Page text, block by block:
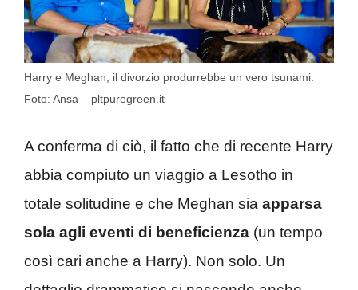
Harry e Meghan, il divorzio produrrebbe un vero tsunami.
Foto: Ansa – pltpuregreen.it
A conferma di ciò, il fatto che di recente Harry
abbia compiuto un viaggio a Lesotho in
totale solitudine e che Meghan sia apparsa
sola agli eventi di beneficienza (un tempo
così cari anche a Harry). Non solo. Un